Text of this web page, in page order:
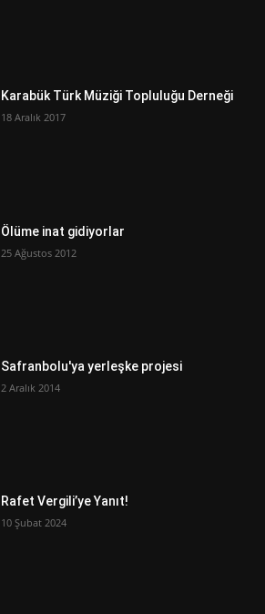
Karabük Türk Müziği Topluluğu Derneği
18 Aralık 2017
Ölüme inat gidiyorlar
25 Ağustos 2012
Safranbolu'ya yerleşke projesi
2 Aralık 2014
Rafet Vergili’ye Yanıt!
10 Şubat 2024